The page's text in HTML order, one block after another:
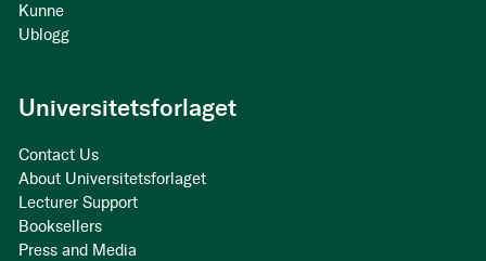
Kunne
Ublogg
Universitetsforlaget
Contact Us
About Universitetsforlaget
Lecturer Support
Booksellers
Press and Media